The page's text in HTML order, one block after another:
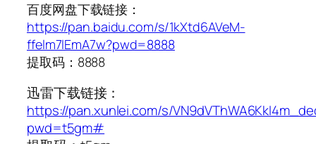
百度网盘下载链接：
https://pan.baidu.com/s/1kXtd6AVeM-
ffelm7lEmA7w?pwd=8888
提取码：8888
迅雷下载链接：
https://pan.xunlei.com/s/
pwd=t5gm#